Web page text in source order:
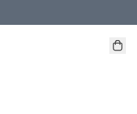
特定的送貨方式 )
用於儲物用品及傢俬）